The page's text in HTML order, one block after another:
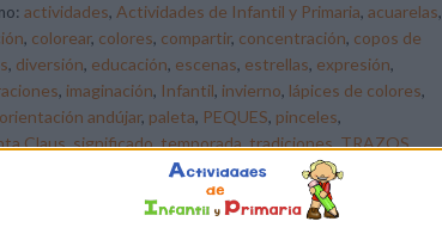
actividades, Actividades de Infantil y Primaria, acuarelas,
, colorear, colores, compartir, concentración, copos de
, diversión, educación, escenas, estrellas, expresión,
, imaginación, Infantil, invierno, lápices de colores,
orientación andújar, paleta, PEQUES, pinceles,
Claus,significado,temporada,tradiciones,TRAZOS